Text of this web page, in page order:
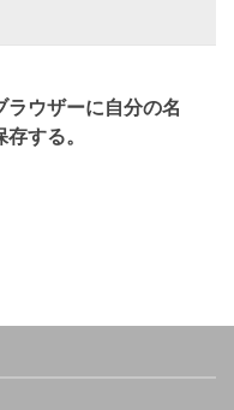
ウザーに自分の名
する。